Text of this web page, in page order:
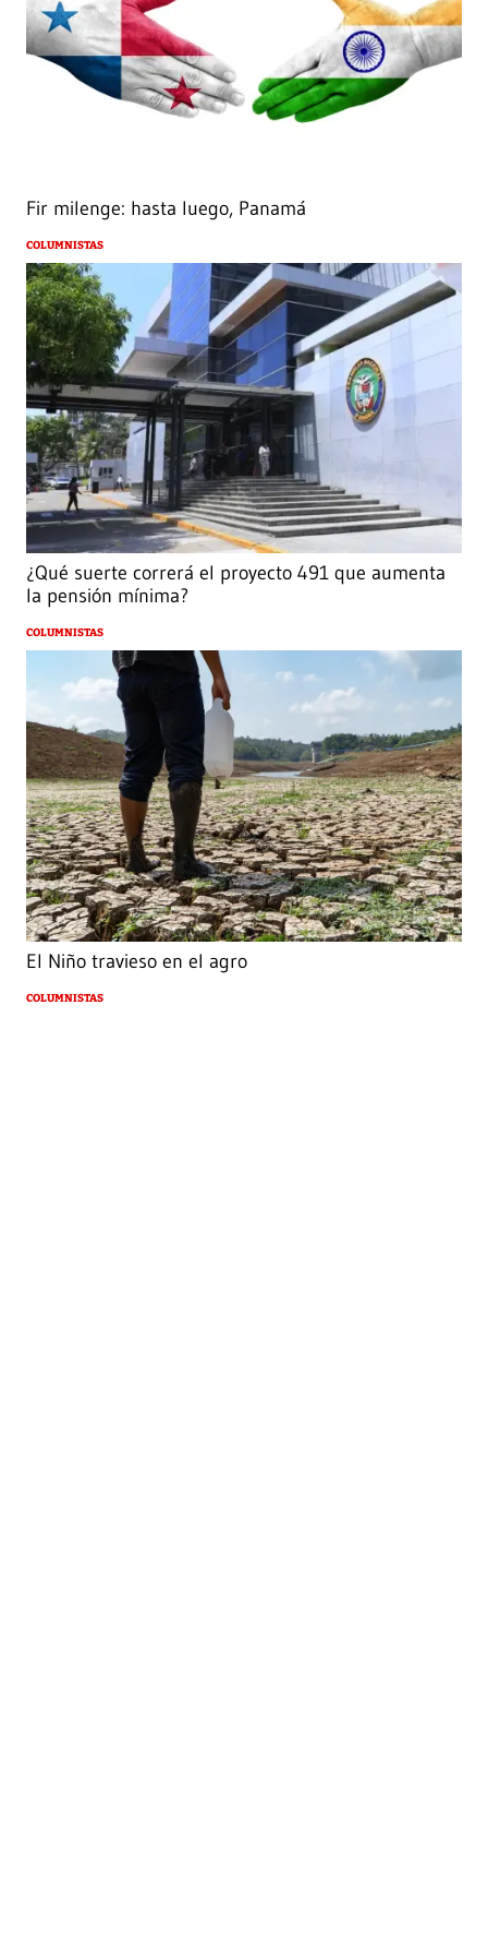
Fir milenge: hasta luego, Panamá
COLUMNISTAS
¿Qué suerte correrá el proyecto 491 que aumenta
la pensión mínima?
COLUMNISTAS
El Niño travieso en el agro
COLUMNISTAS